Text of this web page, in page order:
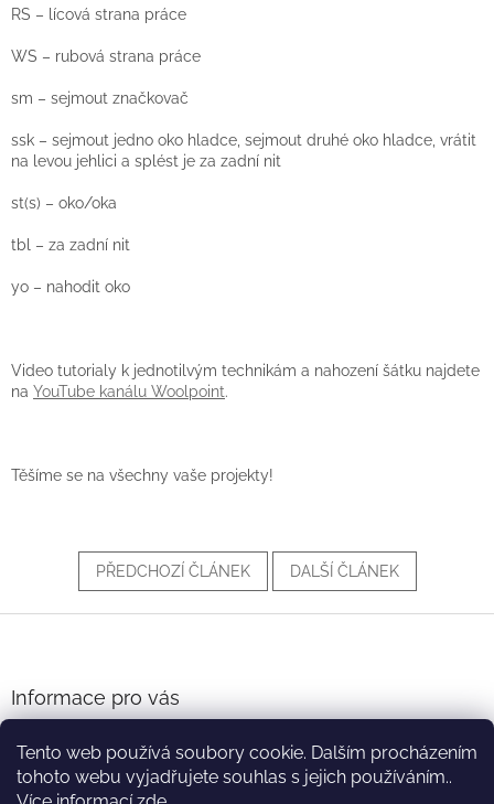
Tento web používá soubory cookie. Dalším procházením
tohoto webu vyjadřujete souhlas s jejich používáním..
RS – lícová strana práce
WS – rubová strana práce
sm – sejmout značkovač
ssk – sejmout jedno oko hladce, sejmout druhé oko hladce, vrátit
na levou jehlici a splést je za zadní nit
st(s) – oko/oka
tbl – za zadní nit
yo – nahodit oko
Video tutorialy k jednotilvým technikám a nahození šátku najdete
na YouTube kanálu Woolpoint.
Těšíme se na všechny vaše projekty!
PŘEDCHOZÍ ČLÁNEK DALŠÍ ČLÁNEK
t
Informace pro vás
Podmínky ochrany osobních údajů